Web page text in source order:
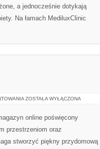
a jednocześnie dotykają
Na łamach MediluxClinic
OGRODY
ZOSTAŁA WYŁĄCZONA
online poświęcony
przestrzeniom oraz
stworzyć piękny przydomową